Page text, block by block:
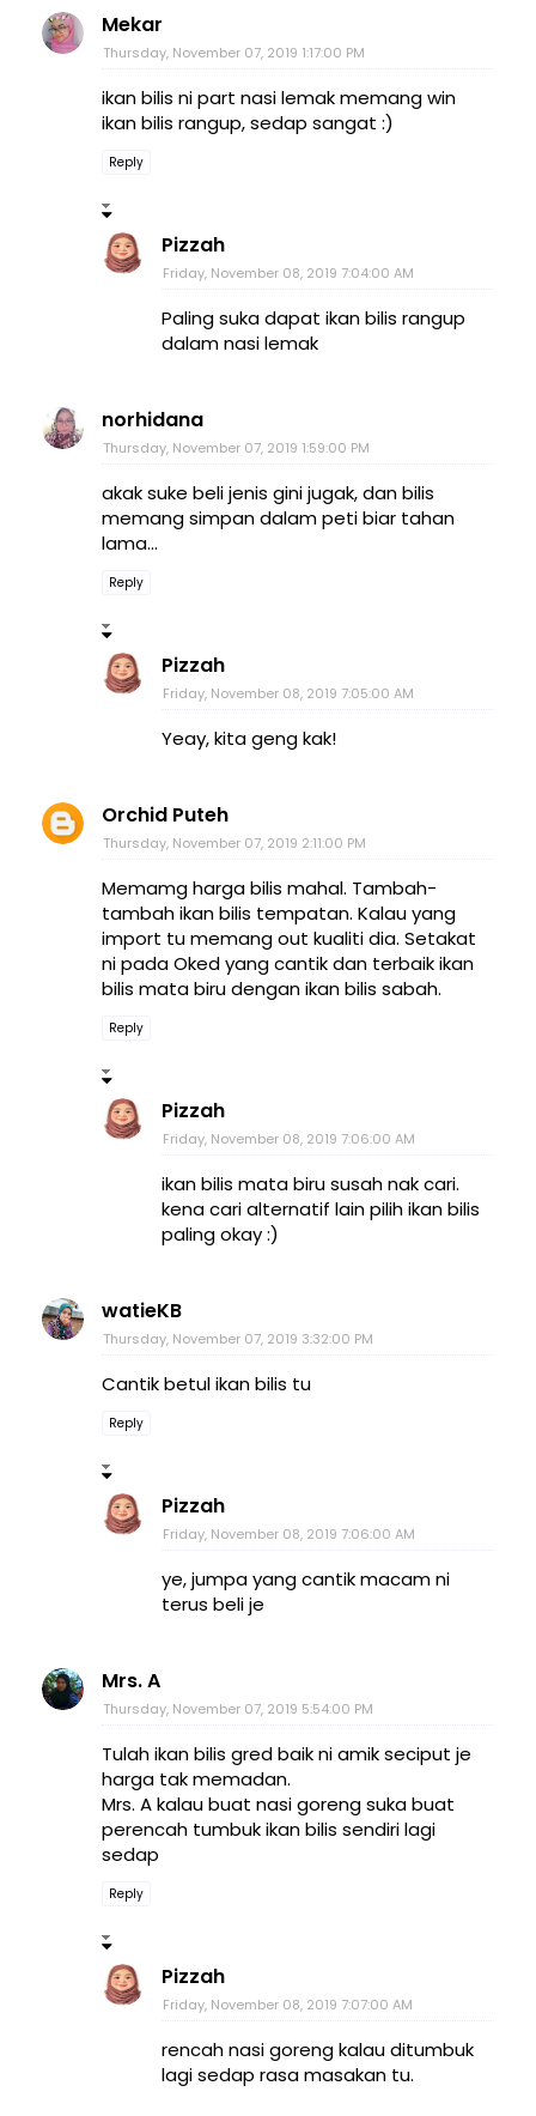
Mekar
Thursday, November 07, 2019 1:17:00 PM
ikan bilis ni part nasi lemak memang win
ikan bilis rangup, sedap sangat :)
Reply
Pizzah
Friday, November 08, 2019 7:04:00 AM
Paling suka dapat ikan bilis rangup
dalam nasi lemak
norhidana
Thursday, November 07, 2019 1:59:00 PM
akak suke beli jenis gini jugak, dan bilis
memang simpan dalam peti biar tahan
lama...
Reply
Pizzah
Friday, November 08, 2019 7:05:00 AM
Yeay, kita geng kak!
Orchid Puteh
Thursday, November 07, 2019 2:11:00 PM
Memamg harga bilis mahal. Tambah-
tambah ikan bilis tempatan. Kalau yang
import tu memang out kualiti dia. Setakat
ni pada Oked yang cantik dan terbaik ikan
bilis mata biru dengan ikan bilis sabah.
Reply
Pizzah
Friday, November 08, 2019 7:06:00 AM
ikan bilis mata biru susah nak cari.
kena cari alternatif lain pilih ikan bilis
paling okay :)
watieKB
Thursday, November 07, 2019 3:32:00 PM
Cantik betul ikan bilis tu
Reply
Pizzah
Friday, November 08, 2019 7:06:00 AM
ye, jumpa yang cantik macam ni
terus beli je
Mrs. A
Thursday, November 07, 2019 5:54:00 PM
Tulah ikan bilis gred baik ni amik seciput je
harga tak memadan.
Mrs. A kalau buat nasi goreng suka buat
perencah tumbuk ikan bilis sendiri lagi
sedap
Reply
Pizzah
Friday, November 08, 2019 7:07:00 AM
rencah nasi goreng kalau ditumbuk
lagi sedap rasa masakan tu.